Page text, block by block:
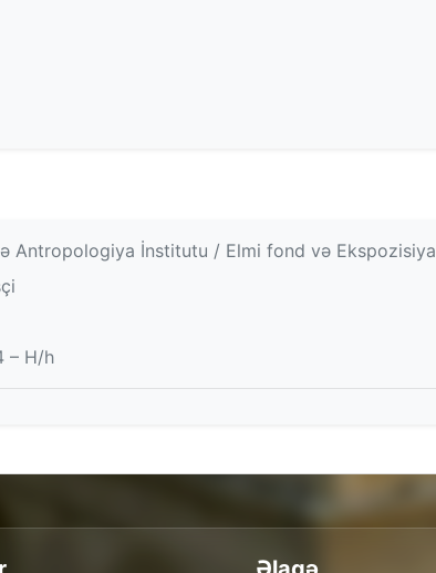
Antropologiya İnstitutu / Elmi fond və Ekspozisiya
– H/h